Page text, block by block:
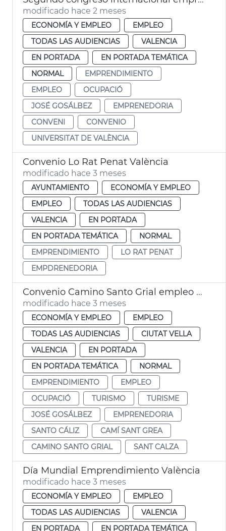
modificado hace 2 meses
ECONOMÍA Y EMPLEO
EMPLEO
TODAS LAS AUDIENCIAS
VALENCIA
EN PORTADA
EN PORTADA TEMÁTICA
NORMAL
EMPRENDIMIENTO
EMPLEO
OCUPACIÓ
JOSÉ GOSÁLBEZ
EMPRENEDORIA
CONVENI
CONVENIO
UNIVERSITAT DE VALÈNCIA
Convenio Lo Rat Penat València
modificado hace 3 meses
AYUNTAMIENTO
ECONOMÍA Y EMPLEO
EMPLEO
TODAS LAS AUDIENCIAS
VALENCIA
EN PORTADA
EN PORTADA TEMÁTICA
NORMAL
EMPRENDIMIENTO
LO RAT PENAT
EMPDRENEDORIA
Convenio Camino Santo Grial empleo y proyección internacional
modificado hace 3 meses
ECONOMÍA Y EMPLEO
EMPLEO
TODAS LAS AUDIENCIAS
CIUTAT VELLA
VALENCIA
EN PORTADA
EN PORTADA TEMÁTICA
NORMAL
EMPRENDIMIENTO
EMPLEO
OCUPACIÓ
TURISMO
TURISME
JOSÉ GOSÁLBEZ
EMPRENEDORIA
SANTO CÁLIZ
CAMÍ SANT GREA
CAMINO SANTO GRIAL
SANT CALZA
Día Mundial Emprendimiento València
modificado hace 3 meses
ECONOMÍA Y EMPLEO
EMPLEO
TODAS LAS AUDIENCIAS
VALENCIA
EN PORTADA
EN PORTADA TEMÁTICA